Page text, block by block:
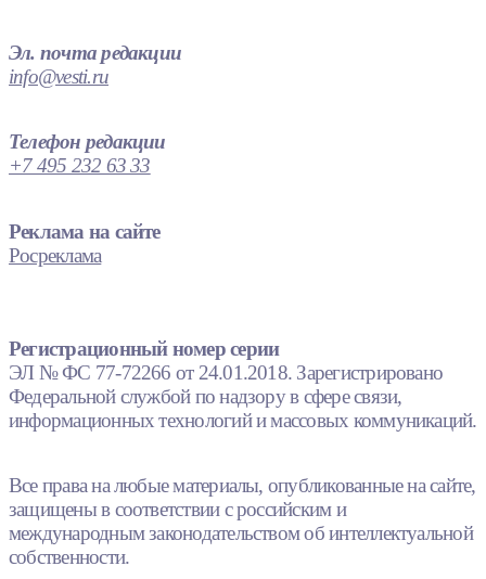
Эл. почта редакции
info@vesti.ru
Телефон редакции
+7 495 232 63 33
Реклама на сайте
Росреклама
Регистрационный номер серии
ЭЛ № ФС 77-72266 от 24.01.2018. Зарегистрировано
Федеральной службой по надзору в сфере связи,
информационных технологий и массовых коммуникаций.
Все права на любые материалы, опубликованные на сайте,
защищены в соответствии с российским и
международным законодательством об интеллектуальной
собственности.